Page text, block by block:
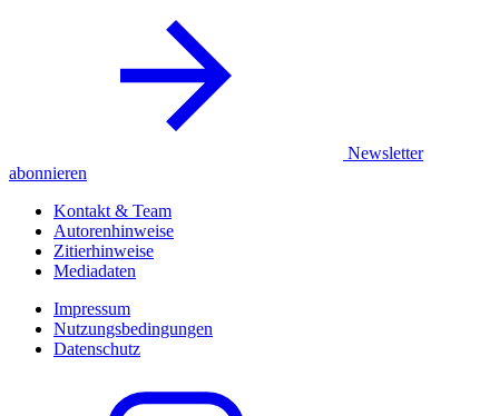
Newsletter
abonnieren
Kontakt & Team
Autorenhinweise
Zitierhinweise
Mediadaten
Impressum
Nutzungsbedingungen
Datenschutz